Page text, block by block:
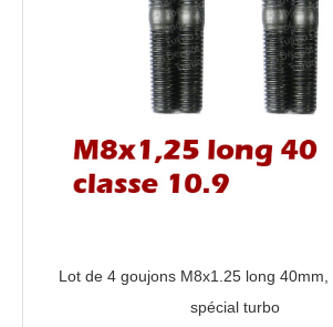
Lot de 4 goujons M8x1.25 long 40mm,
spécial turbo